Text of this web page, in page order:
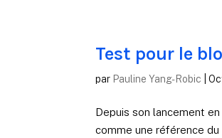
Test pour le
par Pauline Yang-Robic |
Depuis son lancement
comme une référence